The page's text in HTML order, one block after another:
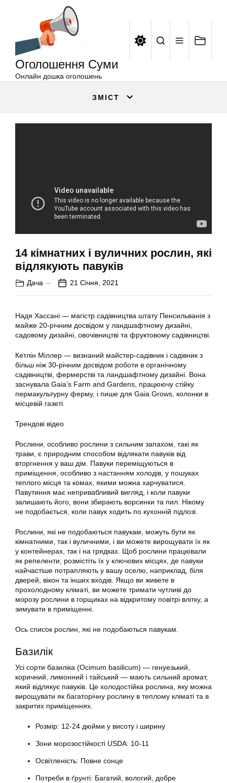
Оголошення Суми
Онлайн дошка оголошень
ЗМІСТ
14 кімнатних і вуличних рослин, які
відлякують павуків
Дача 21 Січня, 2021
Надя Хассані — магістр садівництва штату Пенсильванія з
майже 20-річним досвідом у ландшафтному дизайні,
садовому дизайні, овочівництві та фруктовому садівництві.
Кетлін Міллер — визнаний майстер-садівник і садівник з
більш ніж 30-річним досвідом роботи в органічному
садівництві, фермерстві та ландшафтному дизайні. Вона
заснувала Gaia’s Farm and Gardens, працюючу стійку
пермакультурну ферму, і пише для Gaia Grows, колонки в
місцевій газеті.
Трендові відео
Рослини, особливо рослини з сильним запахом, такі як
трави, є природним способом відлякати павуків від
вторгнення у ваш дім. Павуки переміщуються в
приміщення, особливо з настанням холодів, у пошуках
теплого місця та комах, якими можна харчуватися.
Павутиння має непривабливий вигляд, і коли павуки
залишають його, вони збирають ворсинки та пил. Нікому
не подобається, коли павук ходить по кухонній підлозі.
Рослини, які не подобаються павукам, можуть бути як
кімнатними, так і вуличними, і ви можете вирощувати їх як
у контейнерах, так і на грядках. Щоб рослини працювали
як репеленти, розмістіть їх у ключових місцях, де павуки
найчастіше потрапляють у вашу оселю, наприклад, біля
дверей, вікон та інших входів. Якщо ви живете в
прохолодному кліматі, ви можете тримати чутливі до
морозу рослини в горщиках на відкритому повітрі влітку, а
зимувати в приміщенні.
Ось список рослин, які не подобаються павукам.
Базилік
Усі сорти базиліка (Ocimum basilicum) — генуезький,
коричний, лимонний і тайський — мають сильний аромат,
який відлякує павуків. Це холодостійка рослина, яку можна
вирощувати як багаторічну рослину в теплому кліматі та в
закритих приміщеннях.
Розмір: 12-24 дюйми у висоту і ширину
Зони морозостійкості USDA: 10-11
Освітленість: Повне сонце
Потреби в ґрунті: Багатий, вологий, добре